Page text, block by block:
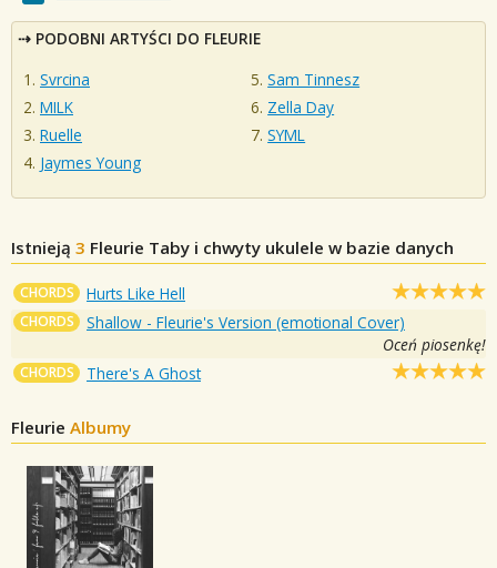
PODOBNI ARTYŚCI DO FLEURIE
Svrcina
MILK
Ruelle
Jaymes Young
Sam Tinnesz
Zella Day
SYML
Istnieją 3 Fleurie Taby i chwyty ukulele w bazie danych
CHORDS Hurts Like Hell
CHORDS
Shallow - Fleurie's Version (emotional Cover)
Oceń piosenkę!
CHORDS There's A Ghost
Fleurie Albumy